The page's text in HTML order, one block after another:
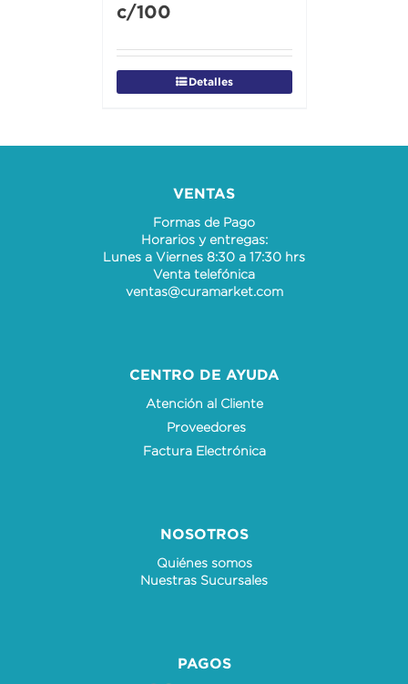
c/100
Detalles
VENTAS
Formas de Pago
Horarios y entregas:
Lunes a Viernes 8:30 a 17:30 hrs
Venta telefónica
ventas@curamarket.com
CENTRO DE AYUDA
Atención al Cliente
Proveedores
Factura Electrónica
NOSOTROS
Quiénes somos
Nuestras Sucursales
PAGOS